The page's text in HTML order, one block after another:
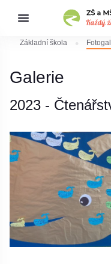
Základní škola
Galerie
2023 -